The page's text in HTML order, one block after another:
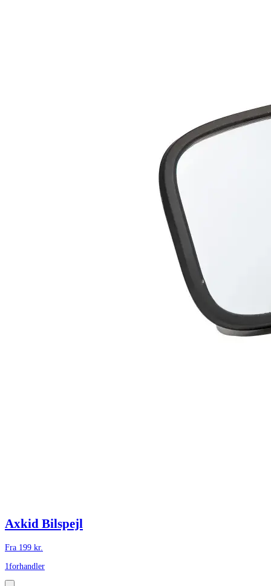
Axkid Bilspejl
Fra 199 kr.
1forhandler